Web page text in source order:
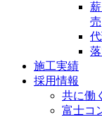
売
施工実績
採用情報
共に働
富士コ